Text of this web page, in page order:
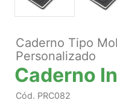
Caderno Tipo
Personalizado
Caderno
Cód. PRC082